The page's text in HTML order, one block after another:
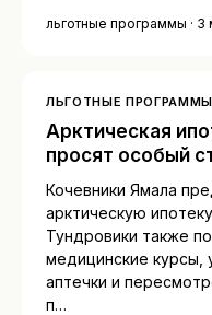
льготные программы · 3
ЛЬГОТНЫЕ ПРОГРАММЫ
Арктическая
просят особый
Кочевники Ямала
арктическую
Тундровики также
медицинские курсы,
аптечки и
п…